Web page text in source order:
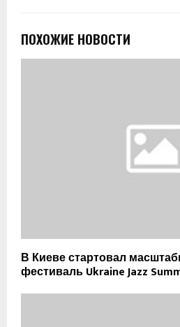
ПОХОЖИЕ НОВОСТИ
В Киеве стартовал
фестиваль Ukraine Jazz